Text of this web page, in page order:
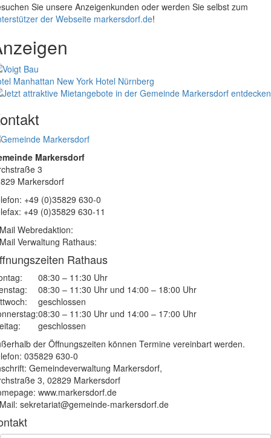
Sie unsere Anzeigenkunden oder werden Sie selbst zum
der Webseite markersdorf.de!
Manhattan New York Hotel Nürnberg
Markersdorf
3
Markersdorf
+49 (0)35829 630-0
+49 (0)35829 630-11
Webredaktion:
Verwaltung Rathaus:
Rathaus
08:30 – 11:30 Uhr
08:30 – 11:30 Uhr und 14:00 – 18:00 Uhr
geschlossen
08:30 – 11:30 Uhr und 14:00 – 17:00 Uhr
geschlossen
der Öffnungszeiten können Termine vereinbart werden.
035829 630-0
Gemeindeverwaltung Markersdorf,
3, 02829 Markersdorf
www.markersdorf.de
sekretariat@gemeinde-markersdorf.de